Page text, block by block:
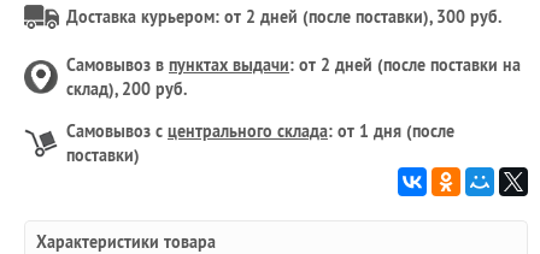
Доставка курьером: от 2 дней (после поставки), 300 руб.
Самовывоз в пунктах выдачи: от 2 дней (после поставки на
склад), 200 руб.
Самовывоз с центрального склада: от 1 дня (после
поставки)
Характеристики товара